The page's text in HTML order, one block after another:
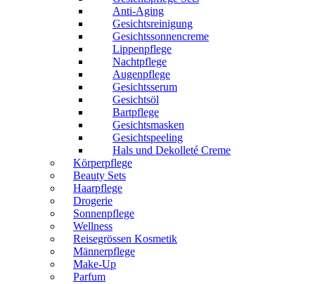
Anti-Aging
Gesichtsreinigung
Gesichtssonnencreme
Lippenpflege
Nachtpflege
Augenpflege
Gesichtsserum
Gesichtsöl
Bartpflege
Gesichtsmasken
Gesichtspeeling
Hals und Dekolleté Creme
Körperpflege
Beauty Sets
Haarpflege
Drogerie
Sonnenpflege
Wellness
Reisegrössen Kosmetik
Männerpflege
Make-Up
Parfum